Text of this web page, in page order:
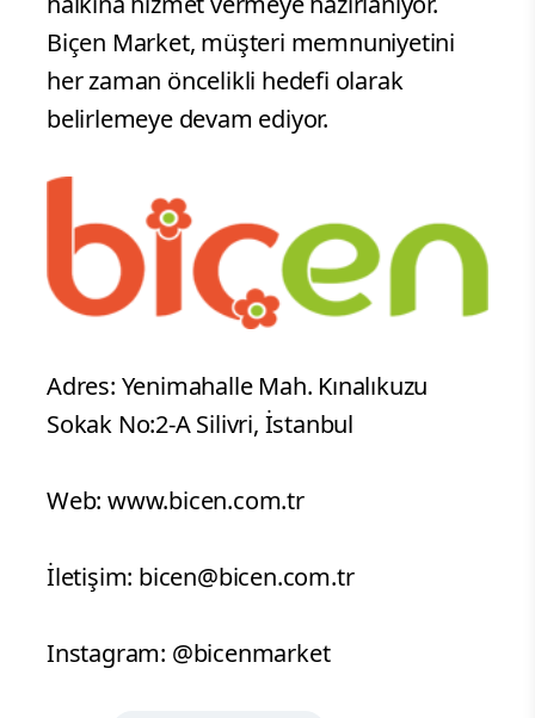
Biçen Market, müşteri memnuniyetini
her zaman öncelikli hedefi olarak
belirlemeye devam ediyor.
Adres: Yenimahalle Mah. Kınalıkuzu
Sokak No:2-A Silivri, İstanbul
Web: www.bicen.com.tr
İletişim: bicen@bicen.com.tr
Instagram: @bicenmarket